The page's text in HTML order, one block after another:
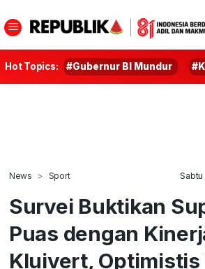
Hot Topics: #Gubernur BI Mundur
News Sport Sabtu
Survei Buktikan
Puas dengan
Kluivert, Optimistis